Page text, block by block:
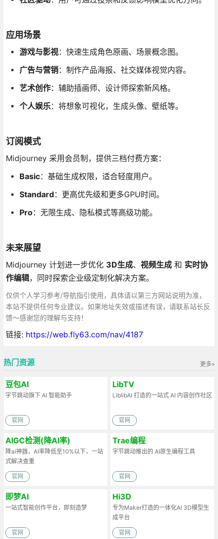
应用场景
游戏与影视：快速生成角色原画、场景概念图。
广告与营销：制作产品海报、社交媒体视觉内容。
艺术创作：辅助插画师、设计师探索新风格。
个人娱乐：将想象可视化，生成头像、壁纸等。
订阅模式
Midjourney 采用会员制，提供三档付费方案：
Basic：基础生成权限，适合轻度用户。
Standard：更高优先级和更多GPU时间。
Pro：无限生成、隐私模式等高级功能。
未来展望
Midjourney 计划进一步优化 3D生成、 视频生成和 实时协
作编辑，同时探索企业级定制化解决方案。
仅供个人学习参考/导航指引使用，具体请以第三方网站说明为准，
本站不提供任何专业建议。如果地址失效或描述有误，请联系站长反
馈～感谢您的理解与支持！
链接: https://web.fly63.com/nav/4187
更多»
热门资源
豆包AI
字节跳动旗下 AI 智能助手
官网
LibTV
LiblibAI 打造的一站式 AI 内容创作社区
官网
AIGC检测(降AI率)
降ai神器，AI率降低至10%以下，一站
式解决查重
官网
Trae编程
字节跳动推出的 AI原生编程工具
官网
即梦AI
一站式智能创作平台，即刻造梦
官网
Hi3D
专为Maker打造的一体化AI 3D模型生
成平台
官网